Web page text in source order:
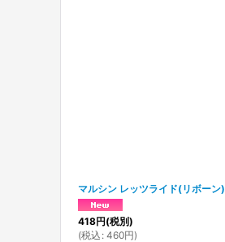
マルシン レッツライド(リボーン)
418円(税別)
(税込 : 460円)